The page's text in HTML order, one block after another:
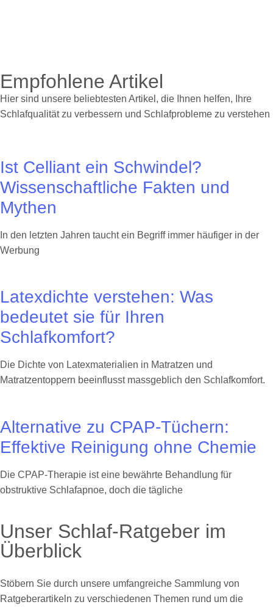
Empfohlene Artikel
Hier sind unsere beliebtesten Artikel, die Ihnen helfen, Ihre
Schlafqualität zu verbessern und Schlafprobleme zu verstehen
Ist Celliant ein Schwindel?
Wissenschaftliche Fakten und
Mythen
In den letzten Jahren taucht ein Begriff immer häufiger in der
Werbung
Latexdichte verstehen: Was
bedeutet sie für Ihren
Schlafkomfort?
Die Dichte von Latexmaterialien in Matratzen und
Matratzentoppern beeinflusst massgeblich den Schlafkomfort.
Alternative zu CPAP-Tüchern:
Effektive Reinigung ohne Chemie
Die CPAP-Therapie ist eine bewährte Behandlung für
obstruktive Schlafapnoe, doch die tägliche
Unser Schlaf-Ratgeber im
Überblick
Stöbern Sie durch unsere umfangreiche Sammlung von
Ratgeberartikeln zu verschiedenen Themen rund um die